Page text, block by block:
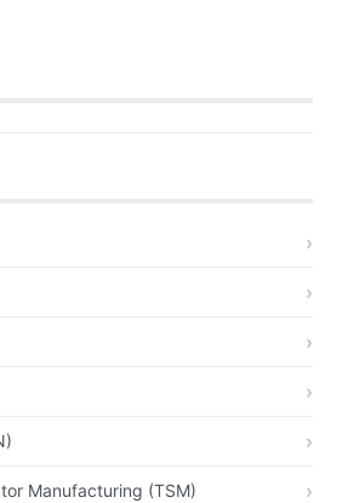
Manufacturing (TSM)